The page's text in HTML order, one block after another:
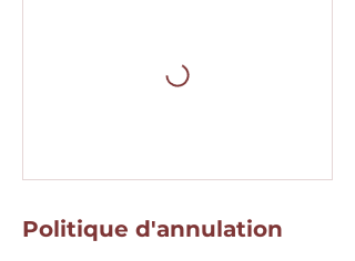
Politique d'annulation